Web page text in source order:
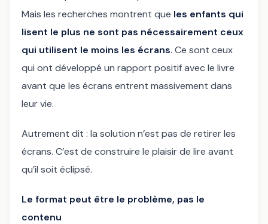
Mais les recherches montrent que les enfants qui
lisent le plus ne sont pas nécessairement ceux
qui utilisent le moins les écrans. Ce sont ceux
qui ont développé un rapport positif avec le livre
avant que les écrans entrent massivement dans
leur vie.
Autrement dit : la solution n’est pas de retirer les
écrans. C’est de construire le plaisir de lire avant
qu’il soit éclipsé.
Le format peut être le problème, pas le
contenu